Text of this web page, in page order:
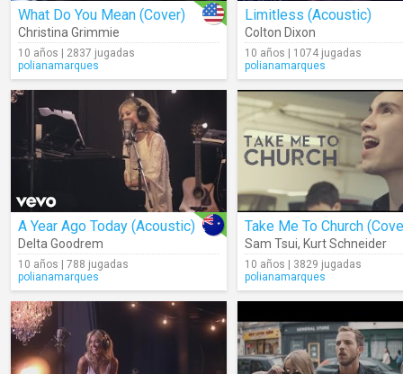
What Do You Mean (Cover)
Christina Grimmie
10 años | 2837 jugadas
polianamarques
Limitless (Acoustic)
Colton Dixon
10 años | 1074 jugadas
polianamarques
A Year Ago Today (Acoustic)
Delta Goodrem
10 años | 788 jugadas
polianamarques
Take Me To Church
Sam Tsui, Kurt Schneider
10 años | 3829 jugadas
polianamarques